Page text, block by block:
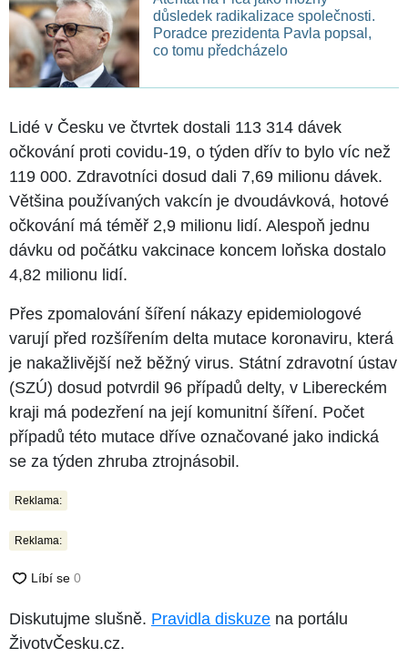
důsledek radikalizace společnosti.
Poradce prezidenta Pavla popsal,
co tomu předcházelo
Lidé v Česku ve čtvrtek dostali 113 314 dávek
očkování proti covidu-19, o týden dřív to bylo víc než
119 000. Zdravotníci dosud dali 7,69 milionu dávek.
Většina používaných vakcín je dvoudávková, hotové
očkování má téměř 2,9 milionu lidí. Alespoň jednu
dávku od počátku vakcinace koncem loňska dostalo
4,82 milionu lidí.
Přes zpomalování šíření nákazy epidemiologové
varují před rozšířením delta mutace koronaviru, která
je nakažlivější než běžný virus. Státní zdravotní ústav
(SZÚ) dosud potvrdil 96 případů delty, v Libereckém
kraji má podezření na její komunitní šíření. Počet
případů této mutace dříve označované jako indická
se za týden zhruba ztrojnásobil.
Reklama:
Reklama:
Diskutujme slušně. Pravidla diskuze na portálu
ŽivotvČesku.cz.